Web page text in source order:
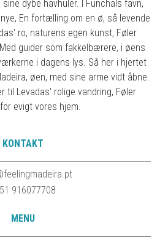
dybe havhuler. I Funchals favn,
En fortælling om en ø, så levende
ro, naturens egen kunst, Føler
guider som fakkelbærere, i øens
i dagens lys. Så her i hjertet
øen, med sine arme vidt åbne.
til Levadas' rolige vandring, Føler
evigt vores hjem.
KONTAKT
916077708
MENU